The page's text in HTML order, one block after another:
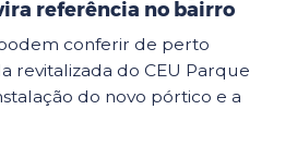
referência no bairro
conferir de perto
revitalizada do CEU Parque
do novo pórtico e a